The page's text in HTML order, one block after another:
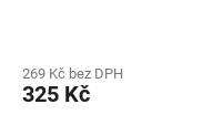
269 Kč bez DPH
325 Kč